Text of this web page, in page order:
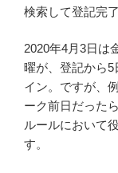
検索して登記完
2020年4月3日は
曜が、登記から5
イン。ですが、
ーク前日だった
ルールにおいて
す。